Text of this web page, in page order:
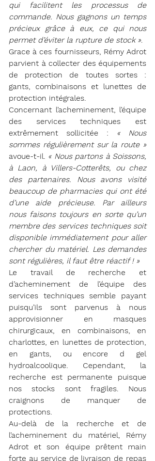
qui facilitent les processus de
commande. Nous gagnons un temps
précieux grâce à eux, ce qui nous
permet d’éviter la rupture de stock ».
Grace à ces fournisseurs, Rémy Adrot
parvient à collecter des équipements
de protection de toutes sortes :
gants, combinaisons et lunettes de
protection intégrales.
Concernant l’acheminement, l’équipe
des services techniques est
extrêmement sollicitée :
« Nous
sommes régulièrement sur la route »
avoue-t-il. « Nous partons à Soissons,
à Laon, à Villers-Cotterêts, ou chez
des partenaires. Nous avons visité
beaucoup de pharmacies qui ont été
d’une aide précieuse. Par ailleurs
nous faisons toujours en sorte qu’un
membre des services techniques soit
disponible immédiatement pour aller
chercher du matériel. Les demandes
sont régulières, il faut être réactif ! »
Le travail de recherche et
d’acheminement de l’équipe des
services techniques semble payant
puisqu’ils sont parvenus à nous
approvisionner en masques
chirurgicaux, en combinaisons, en
charlottes, en lunettes de protection,
en gants, ou encore d gel
hydroalcoolique. Cependant, la
recherche est permanente puisque
nos stocks sont fragiles. Nous
craignons de manquer de
protections.
Au-delà de la recherche et de
l’acheminement du matériel, Rémy
Adrot et son équipe prêtent main
forte au service de livraison de repas